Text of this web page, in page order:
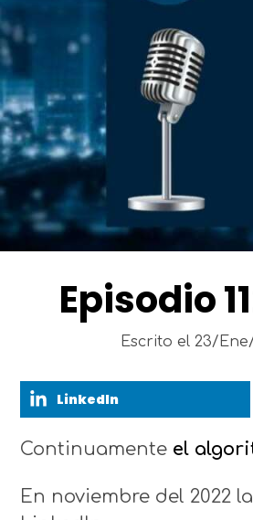
Episodio
Escrito el 23/
LinkedIn
Continuamente el
En noviembre del 2022